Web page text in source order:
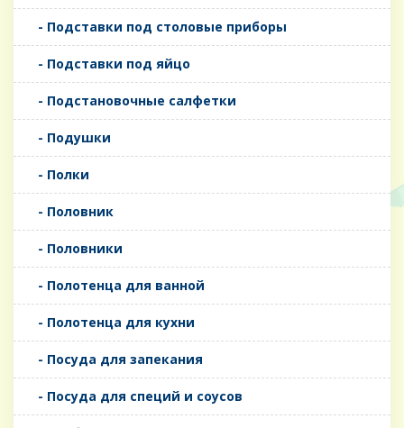
- Подставки под столовые приборы
- Подставки под яйцо
- Подстановочные салфетки
- Подушки
- Полки
- Половник
- Половники
- Полотенца для ванной
- Полотенца для кухни
- Посуда для запекания
- Посуда для специй и соусов